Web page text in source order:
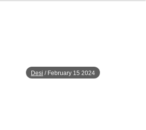
Desi / February 15 2024